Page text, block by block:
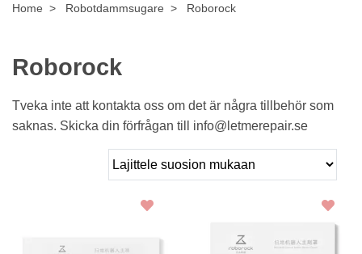
Home Robotdammsugare Roborock
Roborock
Tveka inte att kontakta oss om det är några tillbehör som
saknas. Skicka din förfrågan till info@letmerepair.se